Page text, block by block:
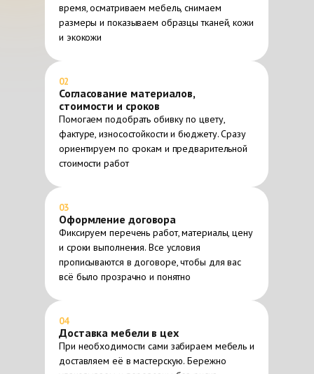
время, осматриваем мебель, снимаем
размеры и показываем образцы тканей, кожи
и экокожи
02
Согласование материалов,
стоимости и сроков
Помогаем подобрать обивку по цвету,
фактуре, износостойкости и бюджету. Сразу
ориентируем по срокам и предварительной
стоимости работ
03
Оформление договора
Фиксируем перечень работ, материалы, цену
и сроки выполнения. Все условия
прописываются в договоре, чтобы для вас
всё было прозрачно и понятно
04
Доставка мебели в цех
При необходимости сами забираем мебель и
доставляем её в мастерскую. Бережно